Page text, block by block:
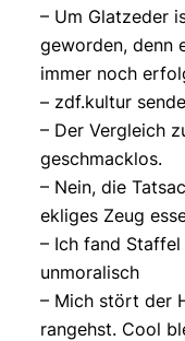
– Um Glatzeder
geworden, denn
immer noch
– zdf.kultur
– Der Vergleich
geschmacklos.
– Nein, die
ekliges Zeug
– Ich fand
unmoralisch
– Mich stört der
rangehst. Cool